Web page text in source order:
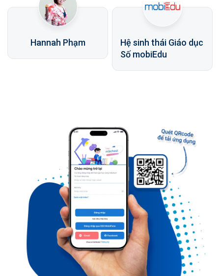
Hannah Phạm
Hệ sinh thái Giáo dục
Số mobiEdu